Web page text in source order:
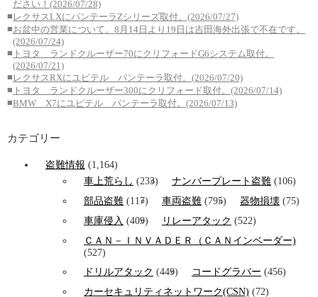
ださい！(2026/07/28)
■ レクサスLXにパンテーラZシリーズ取付。(2026/07/27)
■お盆中の営業について。8月14日より19日は吉田海外出張で不在です。
(2026/07/24)
■ トヨタ ランドクルーザー70にクリフォードG6システム取付。
(2026/07/21)
■ レクサスRXにユピテル パンテーラ取付。(2026/07/20)
■ トヨタ ランドクルーザー300にクリフォード取付。(2026/07/14)
■BMW X7にユピテル パンテーラ取付。(2026/07/13)
カテゴリー
盗難情報 (1,164)
車上荒らし (233) ナンバープレート盗難 (106)
部品盗難 (117) 車両盗難 (795) 器物損壊 (75)
車庫侵入 (409) リレーアタック (522)
ＣＡＮ－ＩＮＶＡＤＥＲ（ＣＡＮインベーダー)
(527)
ドリルアタック (449) コードグラバー (456)
カーセキュリティネットワーク(CSN) (72)